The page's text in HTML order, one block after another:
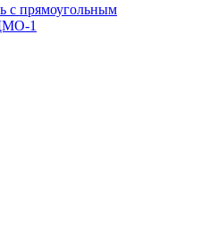
с прямоугольным
1